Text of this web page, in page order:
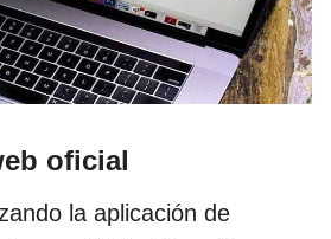
oficial
la aplicación de